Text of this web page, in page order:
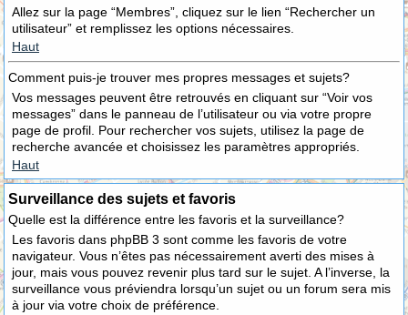
Allez sur la page “Membres”, cliquez sur le lien “Rechercher un
utilisateur” et remplissez les options nécessaires.
Haut
Comment puis-je trouver mes propres messages et sujets?
Vos messages peuvent être retrouvés en cliquant sur “Voir vos
messages” dans le panneau de l’utilisateur ou via votre propre
page de profil. Pour rechercher vos sujets, utilisez la page de
recherche avancée et choisissez les paramètres appropriés.
Haut
Surveillance des sujets et favoris
Quelle est la différence entre les favoris et la surveillance?
Les favoris dans phpBB 3 sont comme les favoris de votre
navigateur. Vous n’êtes pas nécessairement averti des mises à
jour, mais vous pouvez revenir plus tard sur le sujet. A l’inverse, la
surveillance vous préviendra lorsqu’un sujet ou un forum sera mis
à jour via votre choix de préférence.